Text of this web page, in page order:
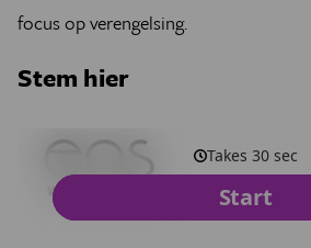
focus op verengelsing.
Stem hier